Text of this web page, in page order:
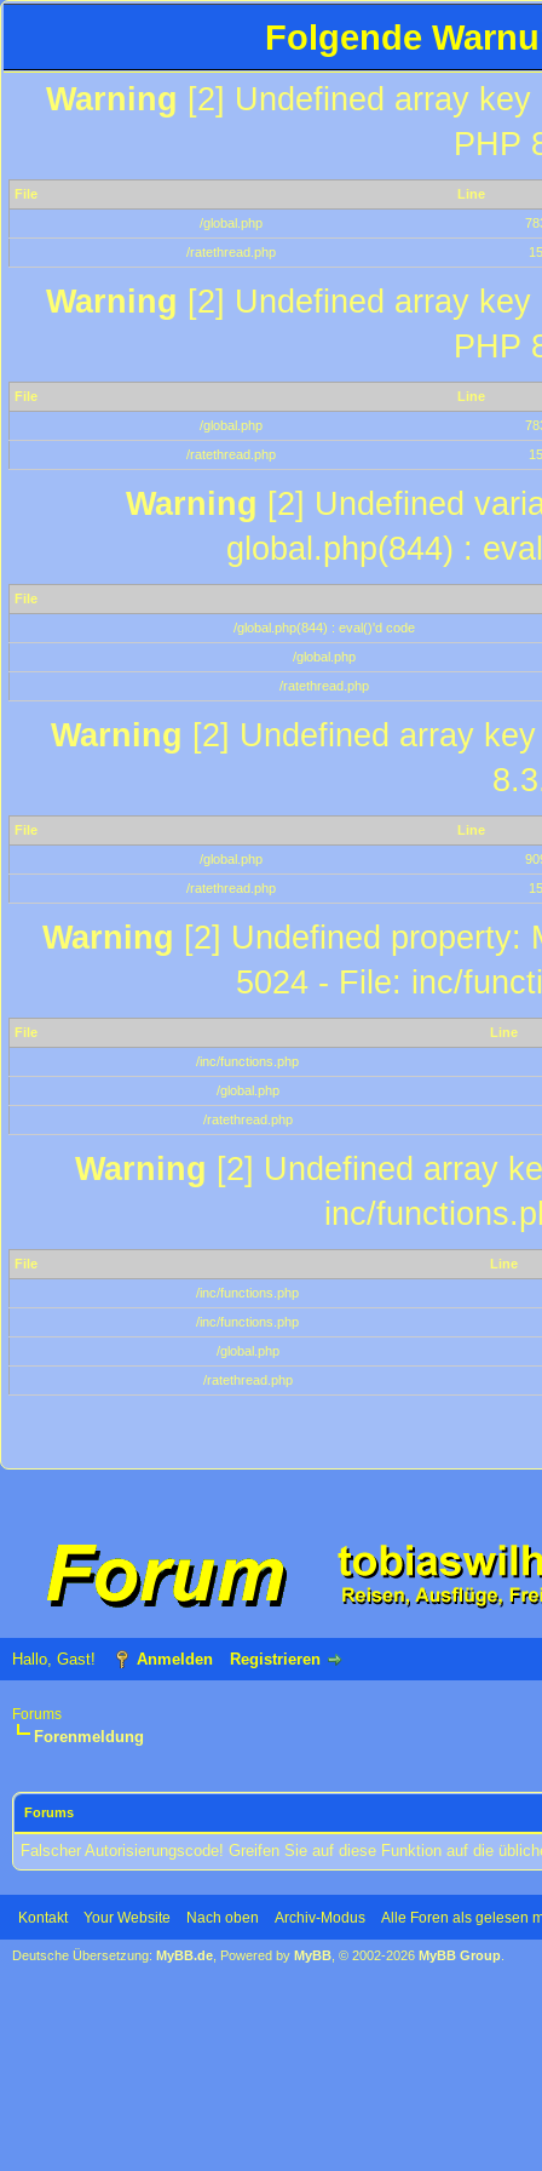
Folgende
Warning [2] Undefined array
PHP
File
Line
/global.php
/ratethread.php
15
Warning [2] Undefined array
PHP
File
Line
/global.php
/ratethread.php
15
Warning [2] Undefined
global.php(844) :
File
/global.php(844) : eval()'d code
/global.php
/ratethread.php
Warning [2] Undefined array
File
Line
/global.php
/ratethread.php
15
Warning [2] Undefined property:
5024 - File: inc/
File
Line
/inc/functions.php
/global.php
/ratethread.php
Warning [2] Undefined array
inc/
File
Line
/inc/functions.php
/inc/functions.php
/global.php
/ratethread.php
Hallo, Gast! Anmelden Registrieren
Forums
Forenmeldung
Forums
Falscher Autorisierungscode! Greifen Sie auf diese Funktion auf die
Kontakt Your Website Nach oben Archiv-Modus Alle Foren als gelesen
Deutsche Übersetzung: MyBB.de , Powered by MyBB , © 2002-2026 MyBB Group